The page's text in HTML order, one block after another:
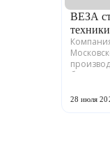
ВЕЗА
более 12
28 июля